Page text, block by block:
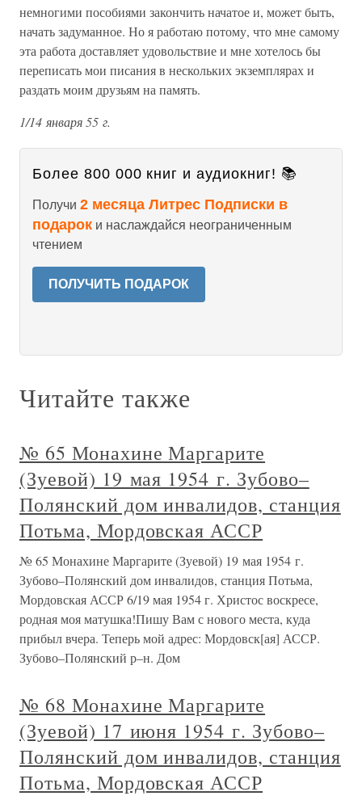
немногими пособиями закончить начатое и, может быть,
начать задуманное. Но я работаю потому, что мне самому
эта работа доставляет удовольствие и мне хотелось бы
переписать мои писания в нескольких экземплярах и
раздать моим друзьям на память.
1/14 января 55 г.
Более 800 000 книг и аудиокниг! 📚
Получи 2 месяца Литрес Подписки в
подарок и наслаждайся неограниченным
чтением
ПОЛУЧИТЬ ПОДАРОК
Читайте также
№ 65 Монахине Маргарите
(Зуевой) 19 мая 1954 г. Зубово–
Полянский дом инвалидов, станция
Потьма, Мордовская АССР
№ 65 Монахине Маргарите (Зуевой) 19 мая 1954 г.
Зубово–Полянский дом инвалидов, станция Потьма,
Мордовская АССР 6/19 мая 1954 г. Христос воскресе,
родная моя матушка!Пишу Вам с нового места, куда
прибыл вчера. Теперь мой адрес: Мордовск[ая] АССР.
Зубово–Полянский р–н. Дом
№ 68 Монахине Маргарите
(Зуевой) 17 июня 1954 г. Зубово–
Полянский дом инвалидов, станция
Потьма, Мордовская АССР